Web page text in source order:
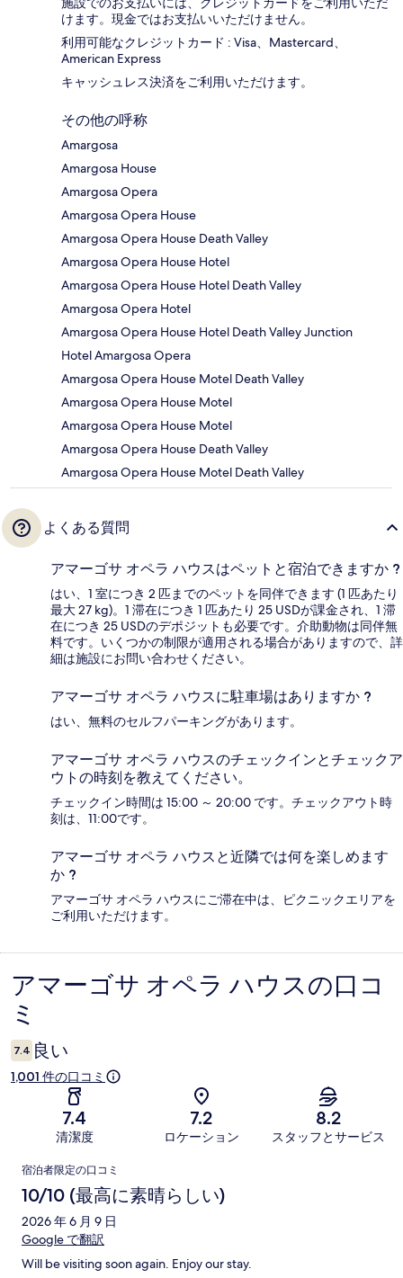
けます。現金ではお支払いいただけません。
利用可能なクレジットカード : Visa、Mastercard、
American Express
キャッシュレス決済をご利用いただけます。
その他の呼称
Amargosa
Amargosa House
Amargosa Opera
Amargosa Opera House
Amargosa Opera House Death Valley
Amargosa Opera House Hotel
Amargosa Opera House Hotel Death Valley
Amargosa Opera Hotel
Amargosa Opera House Hotel Death Valley Junction
Hotel Amargosa Opera
Amargosa Opera House Motel Death Valley
Amargosa Opera House Motel
Amargosa Opera House Motel
Amargosa Opera House Death Valley
Amargosa Opera House Motel Death Valley
よくある質問
アマーゴサ オペラ ハウスはペットと宿泊できますか ?
はい、1 室につき 2 匹までのペットを同伴できます (1 匹あたり
最大 27 kg)。1 滞在につき 1 匹あたり 25 USDが課金され、1 滞
在につき 25 USDのデポジットも必要です。介助動物は同伴無
料です。いくつかの制限が適用される場合がありますので、詳
細は施設にお問い合わせください。
アマーゴサ オペラ ハウスに駐車場はありますか ?
はい、無料のセルフパーキングがあります。
アマーゴサ オペラ ハウスのチェックインとチェックア
ウトの時刻を教えてください。
チェックイン時間は 15:00 ～ 20:00 です。チェックアウト時
刻は、11:00です。
アマーゴサ オペラ ハウスと近隣では何を楽しめます
か ?
アマーゴサ オペラ ハウスにご滞在中は、ピクニックエリアを
ご利用いただけます。
口
コ
ミ
アマーゴサ オペラ ハウスの口コ
ミ
7.4 良い
1,001 件の口コミ
7.4
清潔度
7.2
ロケーション
8.2
スタッフとサービス
口
コ
ミ
宿泊者限定の口コミ
10/10 (最高に素晴らしい)
2026 年 6 月 9 日
Google で翻訳
Will be visiting soon again. Enjoy our stay.